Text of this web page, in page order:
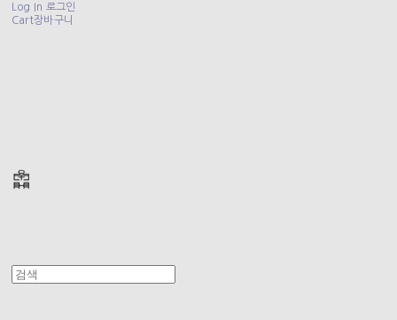
Log In 로그인
Cart장바구니